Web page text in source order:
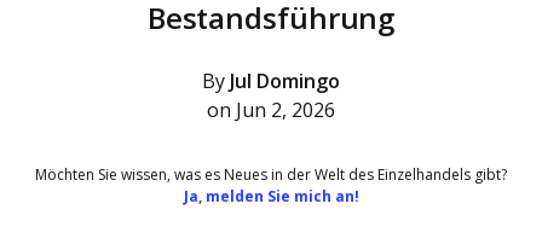
Bestandsführung
By Jul Domingo
on Jun 2, 2026
Möchten Sie wissen, was es Neues in der Welt des Einzelhandels gibt?
Ja, melden Sie mich an!